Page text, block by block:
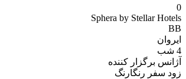
0
Sphera by Stellar Hotels
BB
ایروان
4 شب
آژانس برگزار کننده
زود سفر رنگارنگ